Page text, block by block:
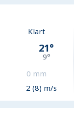
Klart
21°
9°
0 mm
2 (8) m/s